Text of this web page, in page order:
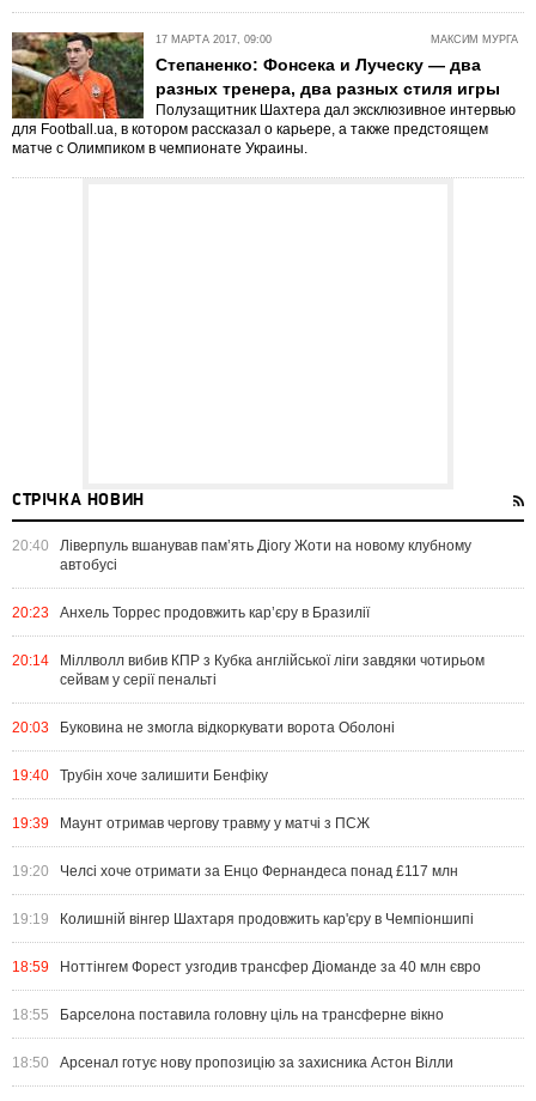
МАКСИМ МУРГА
17 МАРТА 2017, 09:00
Степаненко: Фонсека и Луческу — два
разных тренера, два разных стиля игры
Полузащитник Шахтера дал эксклюзивное интервью
для Football.ua, в котором рассказал о карьере, а также предстоящем
матче с Олимпиком в чемпионате Украины.
СТРІЧКА НОВИН
20:40
Ліверпуль вшанував пам’ять Діогу Жоти на новому клубному
автобусі
20:23 Анхель Торрес продовжить кар’єру в Бразилії
20:14
Міллволл вибив КПР з Кубка англійської ліги завдяки чотирьом
сейвам у серії пенальті
20:03 Буковина не змогла відкоркувати ворота Оболоні
19:40 Трубін хоче залишити Бенфіку
19:39 Маунт отримав чергову травму у матчі з ПСЖ
19:20 Челсі хоче отримати за Енцо Фернандеса понад £117 млн
19:19 Колишній вінгер Шахтаря продовжить кар'єру в Чемпіоншипі
18:59 Ноттінгем Форест узгодив трансфер Діоманде за 40 млн євро
18:55 Барселона поставила головну ціль на трансферне вікно
18:50 Арсенал готує нову пропозицію за захисника Астон Вілли